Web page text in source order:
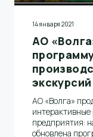
14 января 2021
АО
экскурсий
АО «Волга»
предприятия:
обновлена